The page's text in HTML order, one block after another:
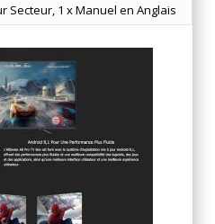
Secteur, 1 x Manuel en Anglais